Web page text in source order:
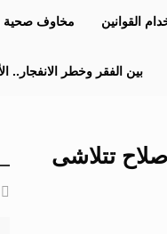
مخاوف صحية القوانين
بين الفقر وخطر الانفجار..
تتلاشى